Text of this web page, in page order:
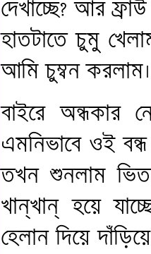
দেখাচ্ছে? আর
হাতটাতে চুমু
আমি চুম্বন করলাম।
বাইরে অন্ধকার
এমনিভাবে ওই
তখন শুনলাম
খান্‌খান্‌ হয়ে
হেলান দিয়ে